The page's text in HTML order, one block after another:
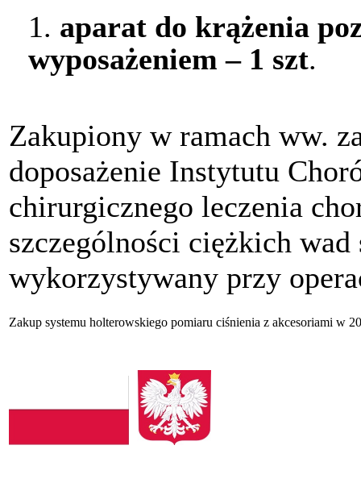
1. aparat do krążenia
wyposażeniem – 1 szt.
Zakupiony w ramach ww.
doposażenie Instytutu
chirurgicznego leczenia
szczególności ciężkich wad
wykorzystywany przy
Zakup systemu holterowskiego pomiaru ciśnienia z akcesoriami w